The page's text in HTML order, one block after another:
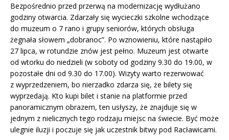
Bezpośrednio przed przerwą na modernizację wydłużano
godziny otwarcia. Zdarzały się wycieczki szkolne wchodzące
do muzeum o 7 rano i grupy seniorów, których obsługa
żegnała słowem „dobranoc”. Po wznowieniu, które nastąpiło
27 lipca, w rotundzie znów jest pełno. Muzeum jest otwarte
od wtorku do niedzieli (w soboty od godziny 9.30 do 19.00, w
pozostałe dni od 9.30 do 17.00). Wizyty warto rezerwować
z wyprzedzeniem, bo nierzadko zdarza się, że bilety się
wyprzedają. Kto kupi bilet i stanie na platformie przed
panoramicznym obrazem, ten usłyszy, że znajduje się w
jednym z nielicznych tego rodzaju miejsc na świecie. Być może
ulegnie iluzji i poczuje się jak uczestnik bitwy pod Racławicami.